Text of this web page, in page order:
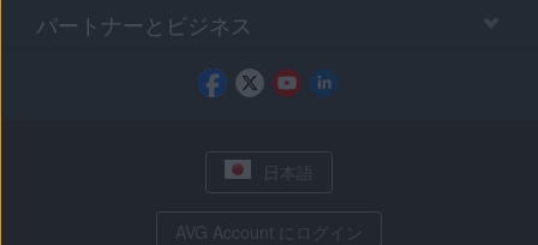
パートナーとビジネス
日本語
AVG Account にログイン